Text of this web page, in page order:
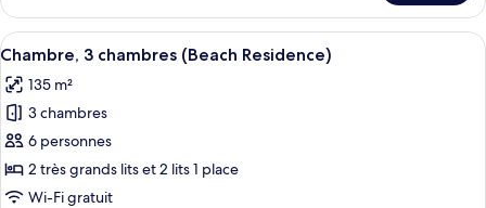
vue
océan
(Residence)
le
type
de
Villa,
2
vue
océan
(Residence)
Afficher
toutes
les
photos
pour
ce
type
Une chambre avec un grand lit, des
10
Chambre, 3 chambres (Beach Residence)
135 m²
3 chambres
6 personnes
2 très grands lits et 2 lits 1 place
Wi-Fi gratuit